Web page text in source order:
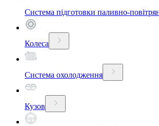
Система підготовки паливно-
Колеса
Система охолодження
Кузов